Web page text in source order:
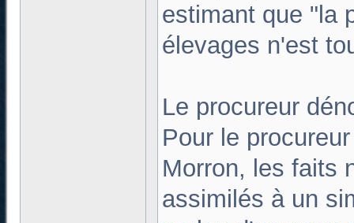
estimant que "la
élevages n'est
Le procureur
Pour le
Morron, les faits
assimilés à un